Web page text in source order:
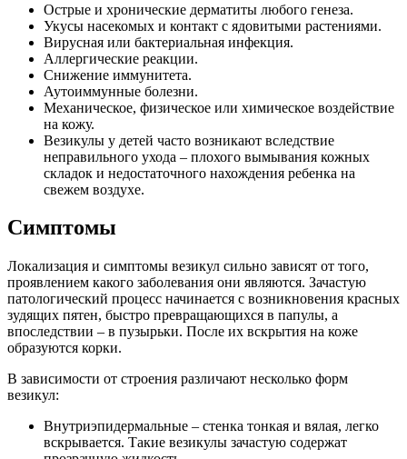
Острые и хронические дерматиты любого генеза.
Укусы насекомых и контакт с ядовитыми растениями.
Вирусная или бактериальная инфекция.
Аллергические реакции.
Снижение иммунитета.
Аутоиммунные болезни.
Механическое, физическое или химическое воздействие
на кожу.
Везикулы у детей часто возникают вследствие
неправильного ухода – плохого вымывания кожных
складок и недостаточного нахождения ребенка на
свежем воздухе.
Симптомы
Локализация и симптомы везикул сильно зависят от того,
проявлением какого заболевания они являются. Зачастую
патологический процесс начинается с возникновения красных
зудящих пятен, быстро превращающихся в папулы, а
впоследствии – в пузырьки. После их вскрытия на коже
образуются корки.
В зависимости от строения различают несколько форм
везикул:
Внутриэпидермальные – стенка тонкая и вялая, легко
вскрывается. Такие везикулы зачастую содержат